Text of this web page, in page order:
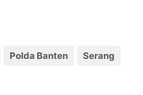
Polda Banten Serang